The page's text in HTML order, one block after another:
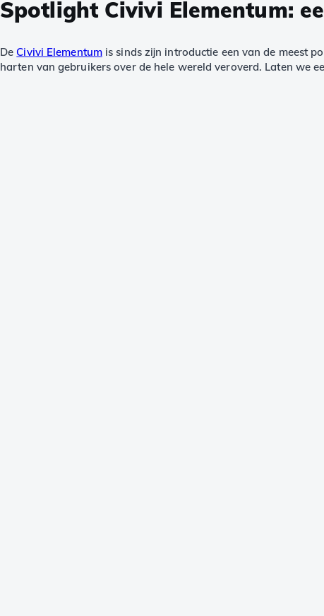
Spotlight Civivi Elementum:
De Civivi Elementumis sinds zijn introductie een van de meest
harten van gebruikers over de hele wereld veroverd. Laten we